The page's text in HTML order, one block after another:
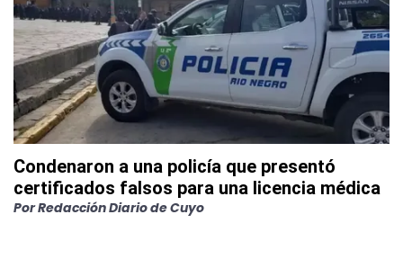
Condenaron a una policía que presentó
certificados falsos para una licencia médica
PorRedacción Diario de Cuyo